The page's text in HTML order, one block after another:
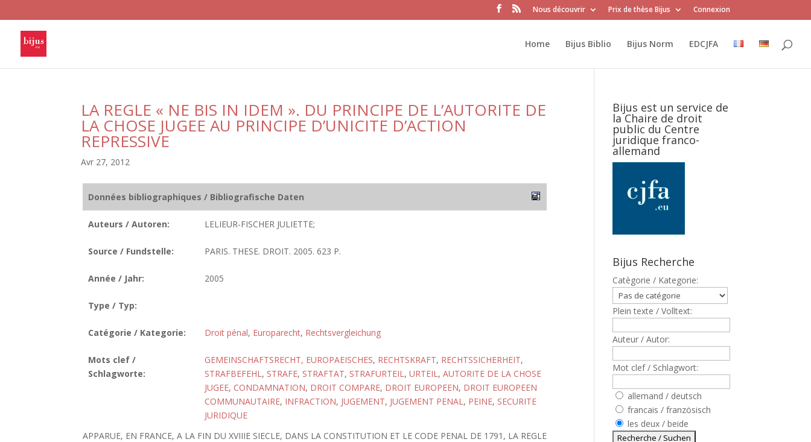
Nous découvrir Prix de thèse Bijus Connexion
Home Bijus Biblio Bijus Norm EDCJFA
LA REGLE « NE BIS IN IDEM ». DU PRINCIPE DE L’AUTORITE DE
LA CHOSE JUGEE AU PRINCIPE D’UNICITE D’ACTION
REPRESSIVE
Avr 27, 2012
Données bibliographiques / Bibliografische Daten
Auteurs / Autoren: LELIEUR-FISCHER JULIETTE;
Source / Fundstelle: PARIS. THESE. DROIT. 2005. 623 P.
Année / Jahr: 2005
Type / Typ:
Catégorie / Kategorie: Droit pénal, Europarecht, Rechtsvergleichung
Mots clef /
Schlagworte:
GEMEINSCHAFTSRECHT, EUROPAEISCHES, RECHTSKRAFT, RECHTSSICHERHEIT,
STRAFBEFEHL, STRAFE, STRAFTAT, STRAFURTEIL, URTEIL, AUTORITE DE LA CHOSE
JUGEE, CONDAMNATION, DROIT COMPARE, DROIT EUROPEEN, DROIT EUROPEEN
COMMUNAUTAIRE, INFRACTION, JUGEMENT, JUGEMENT PENAL, PEINE, SECURITE
JURIDIQUE
APPARUE, EN FRANCE, A LA FIN DU XVIIIE SIECLE, DANS LA CONSTITUTION ET LE CODE PENAL DE 1791, LA REGLE
Bijus est un service de
la Chaire de droit
public du Centre
juridique franco-
allemand
Bijus Recherche
Catègorie / Kategorie:
Plein texte / Volltext:
Auteur / Autor:
Mot clef / Schlagwort:
allemand / deutsch
francais / französisch
les deux / beide